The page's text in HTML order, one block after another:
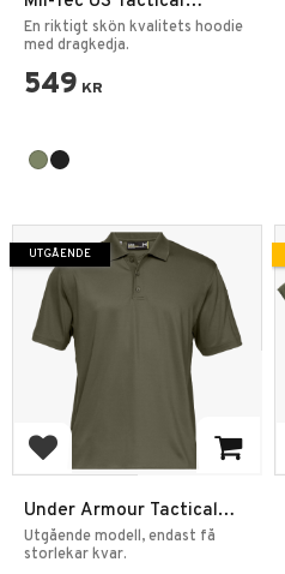
Ranger Hoodie Tröja
En riktigt skön kvalitets hoodie
med dragkedja.
549 KR
Lägg till i favoriter
Under Armour Tactical
Performance Polo Shirt
Utgående modell, endast få
storlekar kvar.
UTGÅENDE